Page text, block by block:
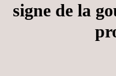
signe de la